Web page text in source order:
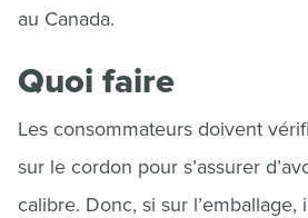
au Canada.
Quoi faire
Les consommateurs doivent
sur le cordon pour s’assurer
calibre. Donc, si sur